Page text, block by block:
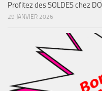
Profitez des SOLDES chez
29 JANVIER 2026